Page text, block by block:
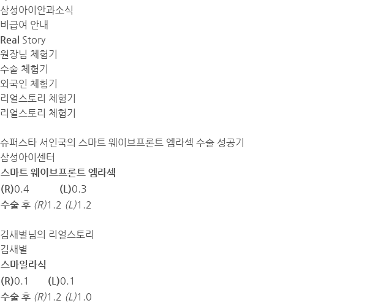
삼성아이안과소식
비급여 안내
Real Story
원장님 체험기
수술 체험기
외국인 체험기
리얼스토리 체험기
리얼스토리 체험기
슈퍼스타 서인국의 스마트 웨이브프론트 엠라섹 수술 성공기
삼성아이센터
스마트 웨이브프론트 엠라섹
(R)0.4 (L)0.3
수술 후 (R)1.2 (L)1.2
김새별님의 리얼스토리
김새별
스마일라식
(R)0.1 (L)0.1
수술 후 (R)1.2 (L)1.0